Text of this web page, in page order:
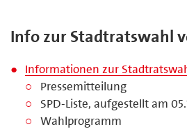
Info zur Stadtratswahl
Informationen zur
Pressemitteilung
SPD-Liste, aufgestellt am
Wahlprogramm